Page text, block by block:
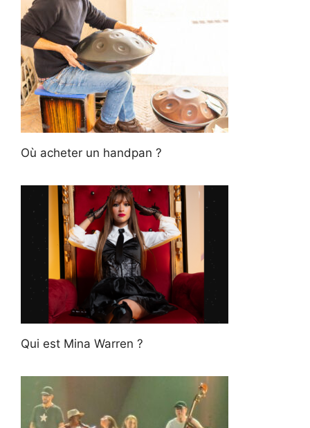
Où acheter un handpan ?
Qui est Mina Warren ?